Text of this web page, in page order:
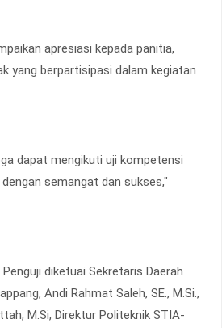
apresiasi kepada panitia,
yang berpartisipasi dalam kegiatan
dapat mengikuti uji kompetensi
semangat dan sukses,"
diketuai Sekretaris Daerah
Andi Rahmat Saleh, SE., M.Si.,
M.Si, Direktur Politeknik STIA-